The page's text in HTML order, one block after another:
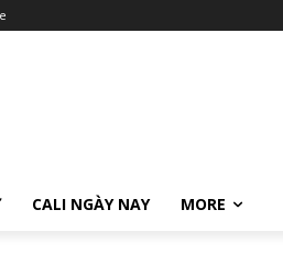
CALI NGÀY NAY MORE